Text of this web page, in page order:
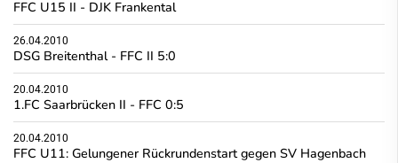
FFC U15 II - DJK Frankental
26.04.2010
DSG Breitenthal - FFC II 5:0
20.04.2010
1.FC Saarbrücken II - FFC 0:5
20.04.2010
FFC U11: Gelungener Rückrundenstart gegen SV Hagenbach